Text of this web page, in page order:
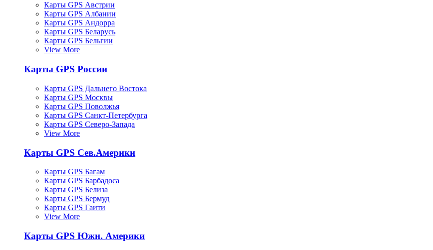
Карты GPS Австрии
Карты GPS Албании
Карты GPS Андорра
Карты GPS Беларусь
Карты GPS Бельгии
View More
Карты GPS России
Карты GPS Дальнего Востока
Карты GPS Москвы
Карты GPS Поволжья
Карты GPS Санкт-Петербурга
Карты GPS Северо-Запада
View More
Карты GPS Сев.Америки
Карты GPS Багам
Карты GPS Барбадоса
Карты GPS Белиза
Карты GPS Бермуд
Карты GPS Гаити
View More
Карты GPS Южн. Америки